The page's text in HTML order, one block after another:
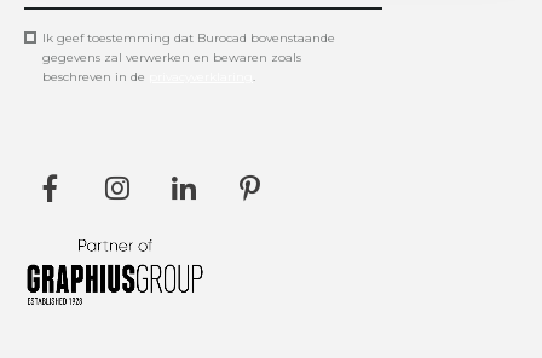
Ik geef toestemming dat Burocad bovenstaande
gegevens zal verwerken en bewaren zoals
beschreven in de